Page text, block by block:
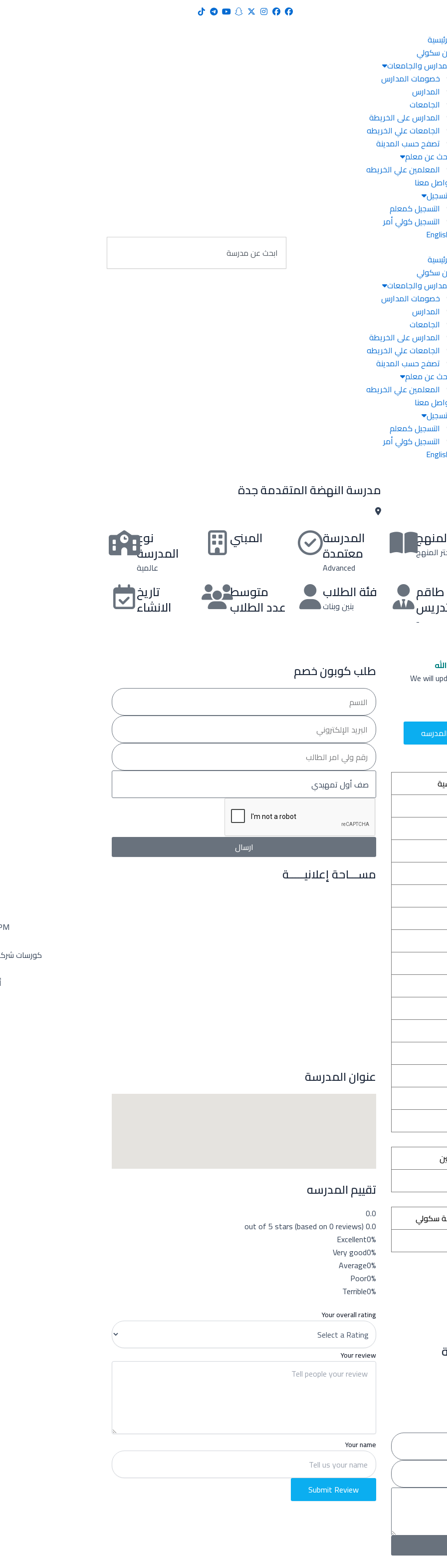
سكولي
والجامعات
خصومات المدارس
المدارس
الجامعات
المدارس على الخريطة
الجامعات علي الخريطه
تصفح حسب المدينة
عن معلم
المعلمين علي الخريطه
معنا
التسجيل كمعلم
التسجيل كولي أمر
سكولي
والجامعات
خصومات المدارس
المدارس
الجامعات
المدارس على الخريطة
الجامعات علي الخريطه
تصفح حسب المدينة
عن معلم
المعلمين علي الخريطه
معنا
التسجيل كمعلم
التسجيل كولي أمر
Search
مدرسة النهضة المتقدمة جدة
المنهج
المدرسة
معتمدة
Advanced
المبني نوع
المدرسة
عالمية
طاقم
-
فئة الطلاب
بنين وبنات
متوسط
عدد الطلاب
تاريخ
الانشاء
We will
سكولي
طلب كوبون خصم
الاسم
email
رقم
ولي
أمر
الصف
الدراسي
ارسال
مســـاحة إعلانيـــــة
عنوان المدرسة
تقييم المدرسه
0.0
0.0 out of 5 stars (based on 0 reviews)
Excellent0%
Very good0%
Average0%
Poor0%
Terrible0%
Your overall rating
Your review
Your name
Submit Review